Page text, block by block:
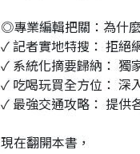
◎專業編輯把關：為什
✓ 記者實地特搜： 拒絕
✓ 系統化摘要歸納： 獨
✓ 吃喝玩買全方位： 深
✓ 最強交通攻略： 提供
現在翻開本書，